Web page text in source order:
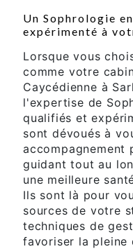
Un Sophrologie
expérimenté à
Lorsque vous
comme votre
Caycédienne à
l'expertise de
qualifiés et
sont dévoués à
accompagnement
guidant tout au
une meilleure
Ils sont là pour
sources de votre
techniques de
favoriser la pleine